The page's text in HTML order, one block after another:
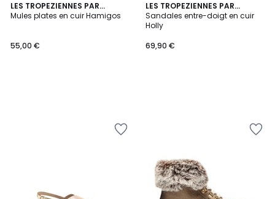
LES TROPEZIENNES PAR
M.BELARBI
Mules plates en cuir Hamigos
55,00 €
LES TROPEZIENNES PAR
M.BELARBI
Sandales entre-doigt en cuir
Holly
69,90 €